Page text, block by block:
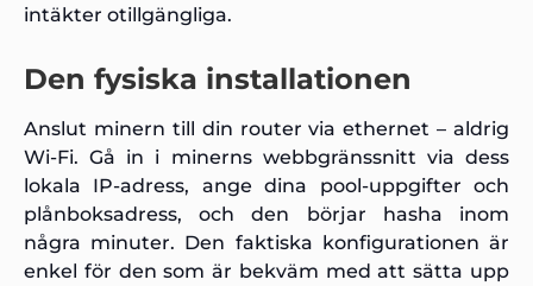
intäkter otillgängliga.
Den fysiska installationen
Anslut minern till din router via ethernet – aldrig
Wi-Fi. Gå in i minerns webbgränssnitt via dess
lokala IP-adress, ange dina pool-uppgifter och
plånboksadress, och den börjar hasha inom
några minuter. Den faktiska konfigurationen är
enkel för den som är bekväm med att sätta upp